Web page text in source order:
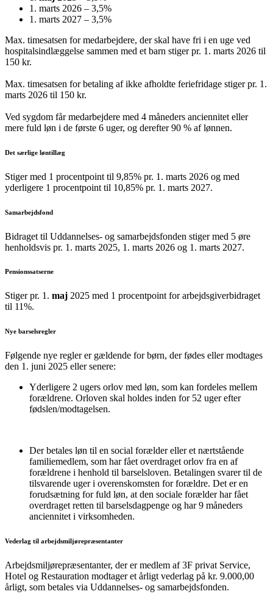
1. marts 2026 – 3,5%
1. marts 2027 – 3,5%
Max. timesatsen for medarbejdere, der skal have fri i en uge ved
hospitalsindlæggelse sammen med et barn stiger pr. 1. marts 2026 til
150 kr.
Max. timesatsen for betaling af ikke afholdte feriefridage stiger pr. 1.
marts 2026 til 150 kr.
Ved sygdom får medarbejdere med 4 måneders anciennitet eller
mere fuld løn i de første 6 uger, og derefter 90 % af lønnen.
Det særlige løntillæg
Stiger med 1 procentpoint til 9,85% pr. 1. marts 2026 og med
yderligere 1 procentpoint til 10,85% pr. 1. marts 2027.
Samarbejdsfond
Bidraget til Uddannelses- og samarbejdsfonden stiger med 5 øre
henholdsvis pr. 1. marts 2025, 1. marts 2026 og 1. marts 2027.
Pensionssatserne
Stiger pr. 1. maj 2025 med 1 procentpoint for arbejdsgiverbidraget
til 11%.
Nye barselsregler
Følgende nye regler er gældende for børn, der fødes eller modtages
den 1. juni 2025 eller senere:
Yderligere 2 ugers orlov med løn, som kan fordeles mellem
forældrene. Orloven skal holdes inden for 52 uger efter
fødslen/modtagelsen.
Der betales løn til en social forælder eller et nærtstående
familiemedlem, som har fået overdraget orlov fra en af
forældrene i henhold til barselsloven. Betalingen svarer til de
tilsvarende uger i overenskomsten for forældre. Det er en
forudsætning for fuld løn, at den sociale forælder har fået
overdraget retten til barselsdagpenge og har 9 måneders
anciennitet i virksomheden.
Vederlag til arbejdsmiljørepræsentanter
Arbejdsmiljørepræsentanter, der er medlem af 3F privat Service,
Hotel og Restauration modtager et årligt vederlag på kr. 9.000,00
årligt, som betales via Uddannelses- og samarbejdsfonden.